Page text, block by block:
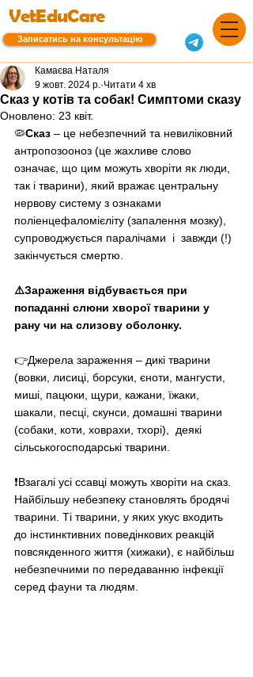
VetEduCare
Записатись на консультацію
Сказ у котів та собак! Симптоми сказу
Камаєва Наталя
9 жовт. 2024 р. Читати 4 хв
Оновлено: 23 квіт.
🦠Сказ – це небезпечний та невиліковний
антропозооноз (це жахливе слово
означає, що цим можуть хворіти як люди,
так і тварини), який вражає центральну
нервову систему з ознаками
поліенцефаломієліту (запалення мозку),
супроводжується паралічами  і  завжди (!)
закінчується смертю.
⚠️Зараження відбувається при
попаданні слюни хворої тварини у
рану чи на слизову оболонку.
👉Джерела зараження – дикі тварини
(вовки, лисиці, борсуки, єноти, мангусти,
миші, пацюки, щури, кажани, їжаки,
шакали, песці, скунси, домашні тварини
(собаки, коти, ховрахи, тхорі),  деякі
сільськогосподарські тварини.
❗️Взагалі усі ссавці можуть хворіти на сказ.
Найбільшу небезпеку становлять бродячі
тварини. Ті тварини, у яких укус входить
до інстинктивних поведінкових реакцій
повсякденного життя (хижаки), є найбільш
небезпечними по передаванню інфекції
серед фауни та людям.